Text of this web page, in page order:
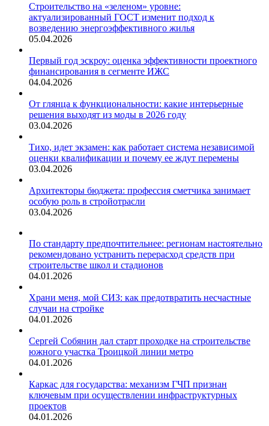
Строительство на «зеленом» уровне:
актуализированный ГОСТ изменит подход к
возведению энергоэффективного жилья
05.04.2026
Первый год эскроу: оценка эффективности проектного
финансирования в сегменте ИЖС
04.04.2026
От глянца к функциональности: какие интерьерные
решения выходят из моды в 2026 году
03.04.2026
Тихо, идет экзамен: как работает система независимой
оценки квалификации и почему ее ждут перемены
03.04.2026
Архитекторы бюджета: профессия сметчика занимает
особую роль в стройотрасли
03.04.2026
По стандарту предпочтительнее: регионам настоятельно
рекомендовано устранить перерасход средств при
строительстве школ и стадионов
04.01.2026
Храни меня, мой СИЗ: как предотвратить несчастные
случаи на стройке
04.01.2026
Сергей Собянин дал старт проходке на строительстве
южного участка Троицкой линии метро
04.01.2026
Каркас для государства: механизм ГЧП признан
ключевым при осуществлении инфраструктурных
проектов
04.01.2026